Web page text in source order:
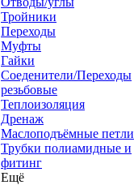
Тройники
Переходы
Муфты
Гайки
Соеденители/Переходы
резьбовые
Теплоизоляция
Дренаж
Маслоподъёмные петли
Трубки полиамидные и
фитинг
Ещё